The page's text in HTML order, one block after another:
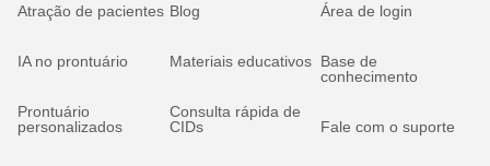
Atração de pacientes
IA no prontuário
Prontuário
personalizados
Blog
Materiais educativos
Consulta rápida de
CIDs
Área de login
Base de
conhecimento
Fale com o suporte